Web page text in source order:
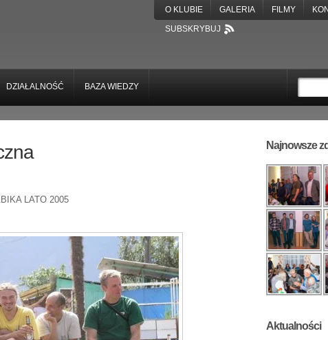
O KLUBIE GALERIA FILMY
SUBSKRYBUJ
DZIAŁALNOŚĆ BAZA WIEDZY
LATO 2005
Najnowsze
Aktualności